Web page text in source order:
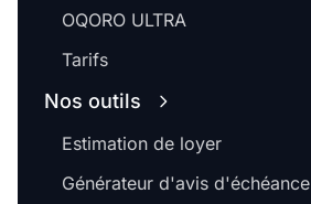
OQORO ULTRA
Tarifs
Nos outils
Estimation de loyer
Générateur d'avis d'échéance